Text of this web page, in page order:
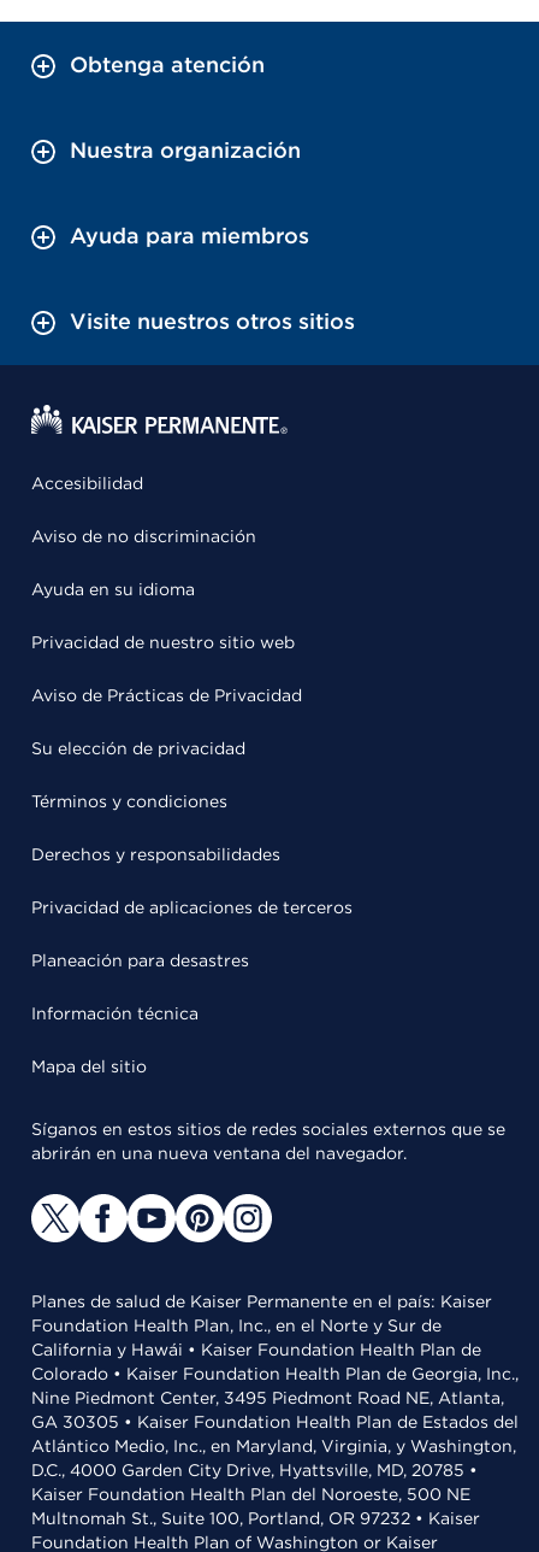
Obtenga atención
Nuestra organización
Ayuda para miembros
Visite nuestros otros sitios
Accesibilidad
Aviso de no discriminación
Ayuda en su idioma
Privacidad de nuestro sitio web
Aviso de Prácticas de Privacidad
Su elección de privacidad
Términos y condiciones
Derechos y responsabilidades
Privacidad de aplicaciones de terceros
Planeación para desastres
Información técnica
Mapa del sitio
Síganos en estos sitios de redes sociales externos que se
abrirán en una nueva ventana del navegador.
Planes de salud de Kaiser Permanente en el país: Kaiser
Foundation Health Plan, Inc., en el Norte y Sur de
California y Hawái • Kaiser Foundation Health Plan de
Colorado • Kaiser Foundation Health Plan de Georgia, Inc.,
Nine Piedmont Center, 3495 Piedmont Road NE, Atlanta,
GA 30305 • Kaiser Foundation Health Plan de Estados del
Atlántico Medio, Inc., en Maryland, Virginia, y Washington,
D.C., 4000 Garden City Drive, Hyattsville, MD, 20785 •
Kaiser Foundation Health Plan del Noroeste, 500 NE
Multnomah St., Suite 100, Portland, OR 97232 • Kaiser
Foundation Health Plan of Washington or Kaiser